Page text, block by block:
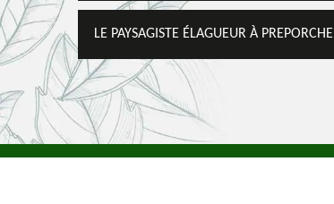
LE PAYSAGISTE ÉLAGUEUR À PREPORCHE